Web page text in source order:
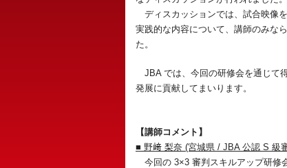
ディスカッションでは、試合映像
実践的な内容について、講師のみな
た。
JBA では、今回の研修会を通じて
発展に貢献してまいります。
【講師コメント】
■ 野﨑 梨奈 (宮城県 / JBA 公認 S 級
今回の 3×3 審判スキルアップ研修